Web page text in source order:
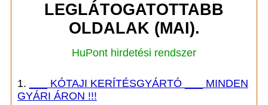
LEGLÁTOGATOTTABB
OLDALAK (MAI).
HuPont hirdetési rendszer
1.
___ KÓTAJI KERÍTÉSGYÁRTÓ ___ MINDEN
GYÁRI ÁRON !!!